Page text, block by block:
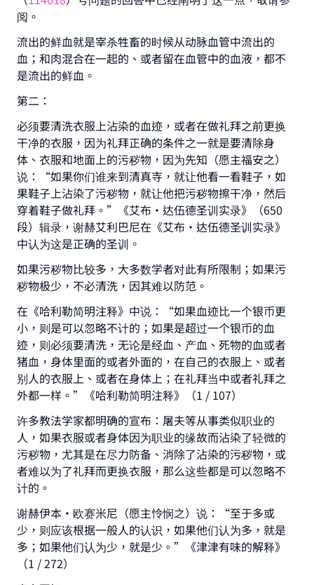
阅。
流出的鲜血就是宰杀牲畜的时候从动脉血管中流出的
血；和肉混合在一起的、或者留在血管中的血液，都不
是流出的鲜血。
第二：
必须要清洗衣服上沾染的血迹，或者在做礼拜之前更换
干净的衣服，因为礼拜正确的条件之一就是要清除身
体、衣服和地面上的污秽物，因为先知（愿主福安之）
说：“如果你们谁来到清真寺，就让他看一看鞋子，如
果鞋子上沾染了污秽物，就让他把污秽物擦干净，然后
穿着鞋子做礼拜。”《艾布•达伍德圣训实录》（650
段）辑录，谢赫艾利巴尼在《艾布•达伍德圣训实录》
中认为这是正确的圣训。
如果污秽物比较多，大多数学者对此有所限制；如果污
秽物极少，不必清洗，因其难以防范。
在《哈利勒简明注释》中说：“如果血迹比一个银币更
小，则是可以忽略不计的；如果是超过一个银币的血
迹，则必须要清洗，无论是经血、产血、死物的血或者
猪血，身体里面的或者外面的，在自己的衣服上、或者
别人的衣服上、或者在身体上；在礼拜当中或者礼拜之
外都一样。”《哈利勒简明注释》（1 / 107）
许多教法学家都明确的宣布：屠夫等从事类似职业的
人，如果衣服或者身体因为职业的缘故而沾染了轻微的
污秽物，尤其是在尽力防备、消除了沾染的污秽物，或
者难以为了礼拜而更换衣服，那么这些都是可以忽略不
计的。
谢赫伊本·欧赛米尼（愿主怜悯之）说：“至于多或
少，则应该根据一般人的认识，如果他们认为多，就是
多；如果他们认为少，就是少。”《津津有味的解释》
（1 / 272）